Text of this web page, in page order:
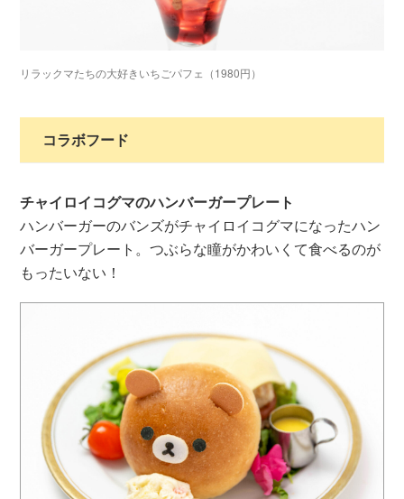
リラックマたちの大好きいちごパフェ（1980円）
コラボフード
チャイロイコグマのハンバーガープレート
ハンバーガーのバンズがチャイロイコグマになったハン
バーガープレート。つぶらな瞳がかわいくて食べるのが
もったいない！